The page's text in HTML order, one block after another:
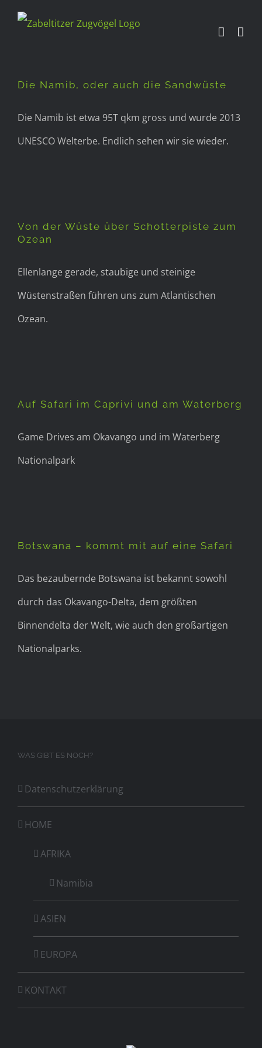
Zum
Die Namib, oder auch die Sandwüste
Die Namib ist etwa 95T qkm gross und wurde 2013
UNESCO Welterbe. Endlich sehen wir sie wieder.
Von der Wüste über Schotterpiste zum
Ozean
Ellenlange gerade, staubige und steinige
Wüstenstraßen führen uns zum Atlantischen
Ozean.
Auf Safari im Caprivi und am Waterberg
Game Drives am Okavango und im Waterberg
Nationalpark
Botswana – kommt mit auf eine Safari
Das bezaubernde Botswana ist bekannt sowohl
durch das Okavango-Delta, dem größten
Binnendelta der Welt, wie auch den großartigen
Nationalparks.
WAS GIBT ES NOCH?
Datenschutzerklärung
HOME
AFRIKA
Namibia
ASIEN
EUROPA
KONTAKT